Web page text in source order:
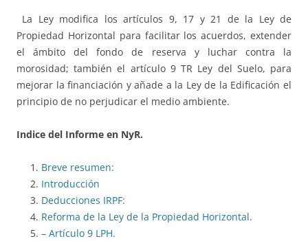
La Ley modifica los artículos 9, 17 y 21 de la Ley de
Propiedad Horizontal para facilitar los acuerdos, extender
el ámbito del fondo de reserva y luchar contra la
morosidad; también el artículo 9 TR Ley del Suelo, para
mejorar la financiación y añade a la Ley de la Edificación el
principio de no perjudicar el medio ambiente.
Indice del Informe en NyR.
Breve resumen:
Introducción
Deducciones IRPF:
Reforma de la Ley de la Propiedad Horizontal.
– Artículo 9 LPH.